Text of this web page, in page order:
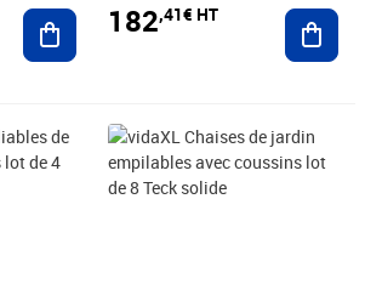
Ajouter au panier
182,41€ HT
Prix barré 699,16€ HT
Prix 664,99€ HT